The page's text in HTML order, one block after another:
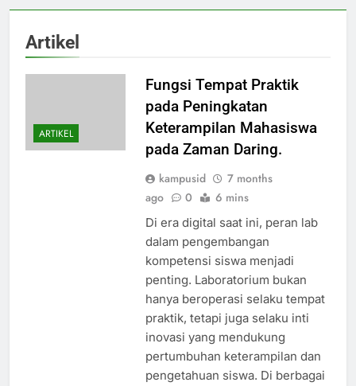
Artikel
ARTIKEL
Fungsi Tempat Praktik
pada Peningkatan
Keterampilan Mahasiswa
pada Zaman Daring.
kampusid
7 months
ago
0 6 mins
Di era digital saat ini, peran lab
dalam pengembangan
kompetensi siswa menjadi
penting. Laboratorium bukan
hanya beroperasi selaku tempat
praktik, tetapi juga selaku inti
inovasi yang mendukung
pertumbuhan keterampilan dan
pengetahuan siswa. Di berbagai